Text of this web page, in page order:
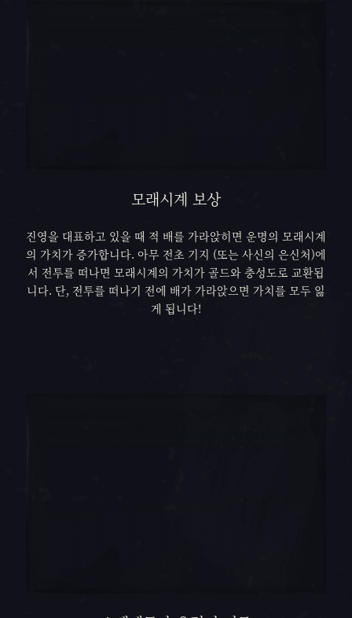
모래시계 보상
진영을 대표하고 있을 때 적 배를 가라앉히면 운명의 모래시계
의 가치가 증가합니다. 아무 전초 기지 (또는 사신의 은신처)에
서 전투를 떠나면 모래시계의 가치가 골드와 충성도로 교환됩
니다. 단, 전투를 떠나기 전에 배가 가라앉으면 가치를 모두 잃
게 됩니다!